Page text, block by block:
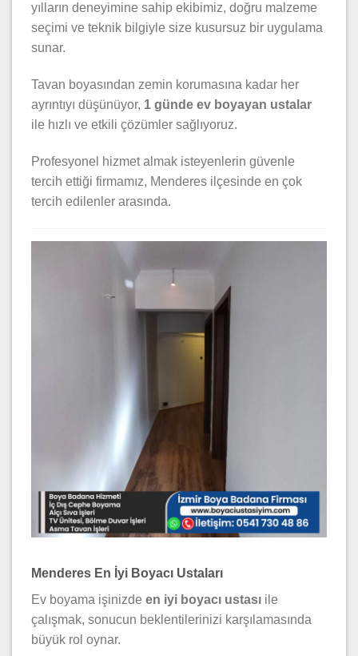
yılların deneyimine sahip ekibimiz, doğru malzeme
seçimi ve teknik bilgiyle size kusursuz bir uygulama
sunar.
Tavan boyasından zemin korumasına kadar her
ayrıntıyı düşünüyor, 1 günde ev boyayan ustalar
ile hızlı ve etkili çözümler sağlıyoruz.
Profesyonel hizmet almak isteyenlerin güvenle
tercih ettiği firmamız, Menderes ilçesinde en çok
tercih edilenler arasında.
Menderes En İyi Boyacı Ustaları
Ev boyama işinizde en iyi boyacı ustası ile
çalışmak, sonucun beklentilerinizi karşılamasında
büyük rol oynar.